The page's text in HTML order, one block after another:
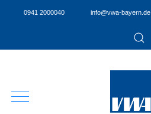
0941 2000040 info@vwa-bayern.de